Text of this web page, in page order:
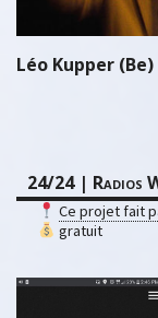
Léo Kupper (Be)
24/24 | Radios
Ce projet fait
gratuit